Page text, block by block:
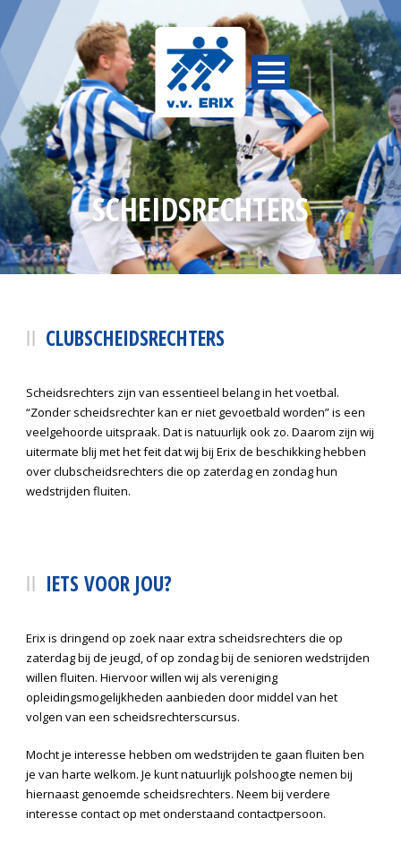
SCHEIDSRECHTERS
CLUBSCHEIDSRECHTERS
Scheidsrechters zijn van essentieel belang in het voetbal.
“Zonder scheidsrechter kan er niet gevoetbald worden” is een
veelgehoorde uitspraak. Dat is natuurlijk ook zo. Daarom zijn wij
uitermate blij met het feit dat wij bij Erix de beschikking hebben
over clubscheidsrechters die op zaterdag en zondag hun
wedstrijden fluiten.
IETS VOOR JOU?
Erix is dringend op zoek naar extra scheidsrechters die op
zaterdag bij de jeugd, of op zondag bij de senioren wedstrijden
willen fluiten. Hiervoor willen wij als vereniging
opleidingsmogelijkheden aanbieden door middel van het
volgen van een scheidsrechterscursus.
Mocht je interesse hebben om wedstrijden te gaan fluiten ben
je van harte welkom. Je kunt natuurlijk polshoogte nemen bij
hiernaast genoemde scheidsrechters. Neem bij verdere
interesse contact op met onderstaand contactpersoon.